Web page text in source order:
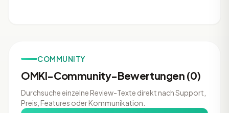
COMMUNITY
OMKI-Community-Bewertungen (0)
Durchsuche einzelne Review-Texte direkt nach Support,
Preis, Features oder Kommunikation.